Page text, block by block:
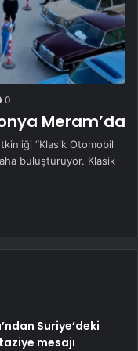
0
Meram’da
“Klasik Otomobil
buluşturuyor. Klasik
Suriye’deki
mesajı